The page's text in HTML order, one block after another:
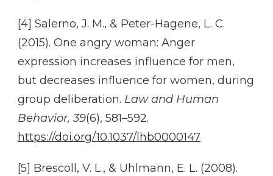
[4] Salerno, J. M., & Peter-Hagene, L. C.
(2015). One angry woman: Anger
expression increases influence for men,
but decreases influence for women, during
group deliberation. Law and Human
Behavior, 39(6), 581–592.
https://doi.org/10.1037/lhb0000147
[5] Brescoll, V. L., & Uhlmann, E. L. (2008).